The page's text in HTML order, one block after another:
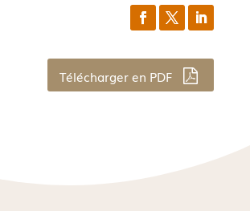
Télécharger en PDF